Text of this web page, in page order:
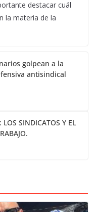
destacar cuál
la materia de la
golpean a la
antisindical
SINDICATOS Y EL